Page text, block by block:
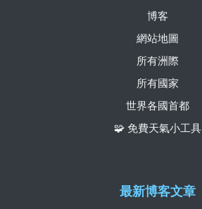
博客
網站地圖
所有洲際
所有國家
世界各國首都
🧩 免費天氣小工具
最新博客文章